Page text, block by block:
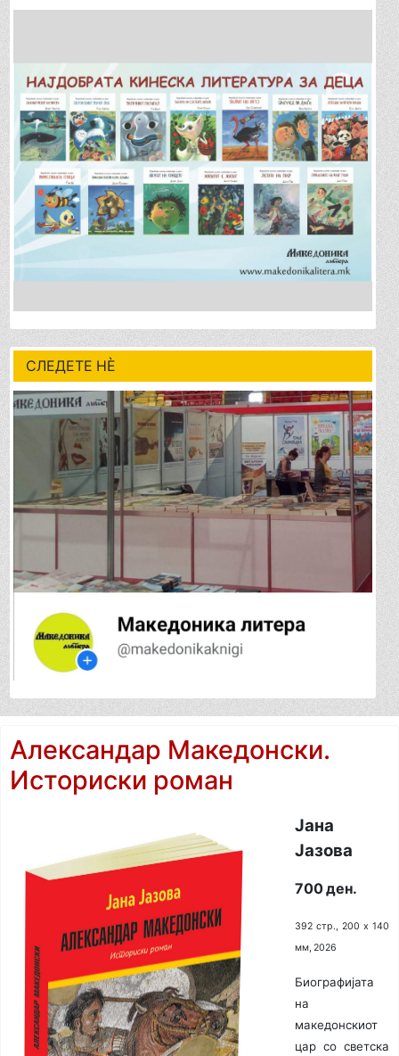
СЛЕДЕТЕ НÈ
Александар Македонски.
Историски роман
Јана
Јазова
700 ден.
392 стр., 200 х 140
мм, 2026
Биографијата
на
македонскиот
цар со светска